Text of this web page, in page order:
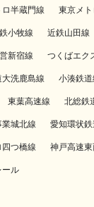
半蔵門線 東京メ
小牧線 近鉄山田線
新宿線 つくばエク
大洗鹿島線 小湊鉄道
東葉高速線 北総鉄
城北線 愛知環状鉄
つ橋線 神戸高速東
ール